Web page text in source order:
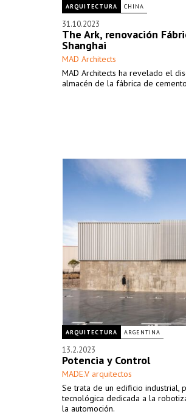
ARQUITECTURA CHINA
31.10.2023
The Ark, renovación
Shanghai
MAD Architects
MAD Architects ha revelado el
almacén de la fábrica de
ARQUITECTURA ARGENTINA
13.2.2023
Potencia y Control
MADE.V arquitectos
Se trata de un edificio industrial,
tecnológica dedicada a la
la automoción.